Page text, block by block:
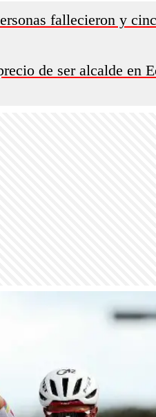
fallecieron y
de ser alcalde en